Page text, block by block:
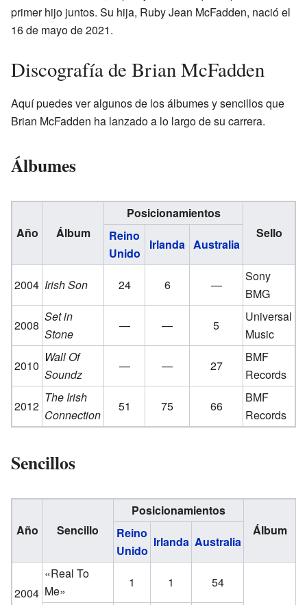
primer hijo juntos. Su hija, Ruby Jean McFadden, nació el
16 de mayo de 2021.
Discografía de Brian McFadden
Aquí puedes ver algunos de los álbumes y sencillos que
Brian McFadden ha lanzado a lo largo de su carrera.
Álbumes
Año Álbum
Posicionamientos
Sello
Reino
Unido
Irlanda Australia
2004 Irish Son 24 6 —
Sony
BMG
2008
Set in
Stone
— — 5
Universal
Music
2010
Wall Of
Soundz
— — 27
BMF
Records
2012
The Irish
Connection
51 75 66
BMF
Records
Sencillos
Año Sencillo
Posicionamientos
Álbum
Reino
Unido
Irlanda Australia
2004
«Real To
Me»
1 1 54